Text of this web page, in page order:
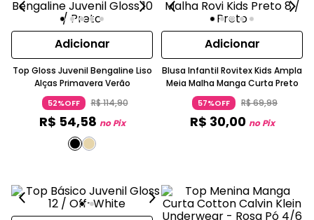
Adicionar
Top Gloss Juvenil Bengaline Liso
Alças Primavera Verão
52%OFF R$114,90
R$ 54,58 no Pix
Adicionar
Blusa Infantil Rovitex Kids Ampla
Meia Malha Manga Curta Preto
57%OFF R$69,99
R$ 30,00 no Pix